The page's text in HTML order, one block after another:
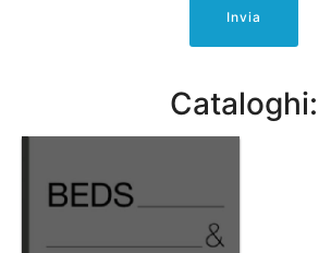
Invia
Cataloghi: